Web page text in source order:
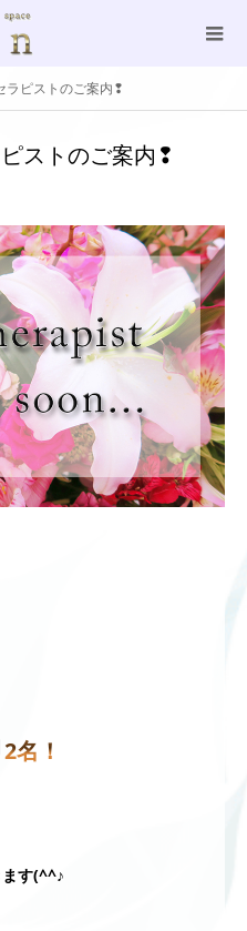
ラピストのご案内❢
ストのご案内❢
2名！
す(^^♪